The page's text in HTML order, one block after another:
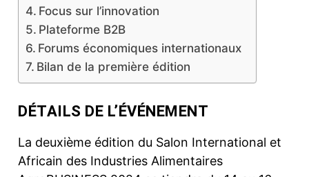
Focus sur l’innovation
Plateforme B2B
Forums économiques internationaux
Bilan de la première édition
DÉTAILS DE L’ÉVÉNEMENT
La deuxième édition du Salon International et
Africain des Industries Alimentaires